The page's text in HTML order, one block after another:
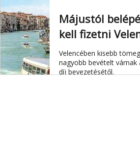
Májustól
kell fizetni
Velencében kisebb
nagyobb bevételt várnak
díj bevezetésétől.